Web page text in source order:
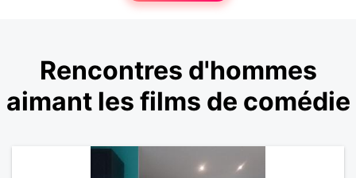
Rencontres d'hommes
aimant les films de comédie